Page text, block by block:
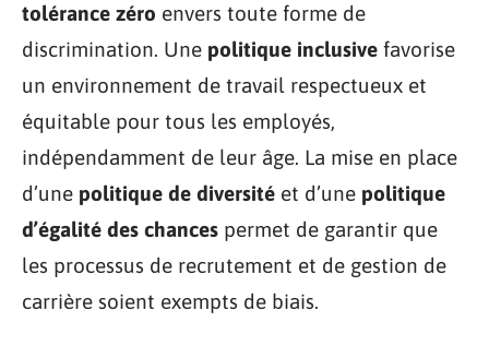
tolérance zéro envers toute forme de
discrimination. Une politique inclusive favorise
un environnement de travail respectueux et
équitable pour tous les employés,
indépendamment de leur âge. La mise en place
d’une politique de diversité et d’une politique
d’égalité des chances permet de garantir que
les processus de recrutement et de gestion de
carrière soient exempts de biais.